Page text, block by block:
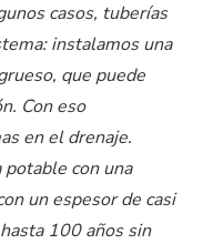
casos, tuberías
instalamos una
que puede
Con eso
en el drenaje.
potable con una
un espesor de casi
100 años sin